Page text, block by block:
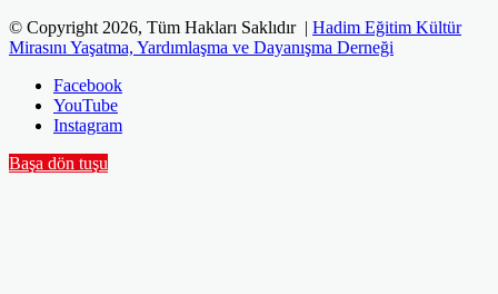
© Copyright 2026, Tüm Hakları Saklıdır | Hadim Eğitim Kültür
Mirasını Yaşatma, Yardımlaşma ve Dayanışma Derneği
Facebook
YouTube
Instagram
Başa dön tuşu